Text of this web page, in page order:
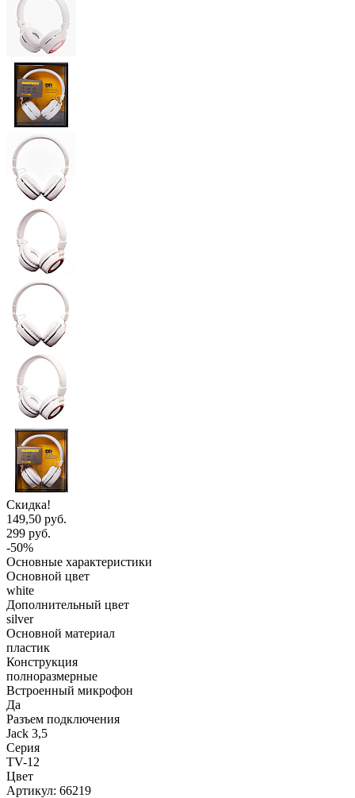
Скидка!
149,50 руб.
299 руб.
-50%
Основные характеристики
Основной цвет
white
Дополнительный цвет
silver
Основной материал
пластик
Конструкция
полноразмерные
Встроенный микрофон
Да
Разъем подключения
Jack 3,5
Серия
TV-12
Цвет
Артикул: 66219